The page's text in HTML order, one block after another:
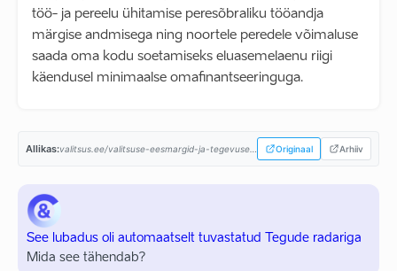
töö- ja pereelu ühitamise peresõbraliku tööandja
märgise andmisega ning noortele peredele võimaluse
saada oma kodu soetamiseks eluasemelaenu riigi
käendusel minimaalse omafinantseeringuga.
Allikas: Originaal Arhiiv
See lubadus oli automaatselt tuvastatud Tegude radariga
Mida see tähendab?